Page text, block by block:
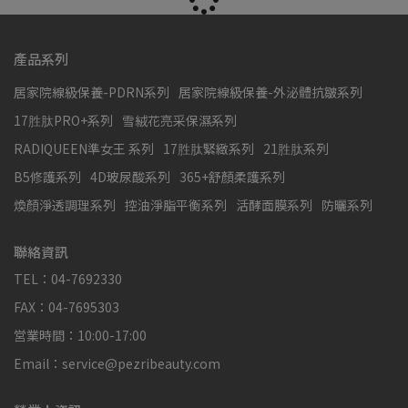
產品系列
居家院線級保養-PDRN系列 居家院線級保養-外泌體抗皺系列
17胜肽PRO+系列 雪絨花亮采保濕系列
RADIQUEEN準女王 系列 17胜肽緊緻系列 21胜肽系列
B5修護系列 4D玻尿酸系列 365+舒顏柔護系列
煥顏淨透調理系列 控油淨脂平衡系列 活酵面膜系列 防曬系列
聯絡資訊
TEL：04-7692330
FAX：04-7695303
営業時間：10:00-17:00
Email：service@pezribeauty.com